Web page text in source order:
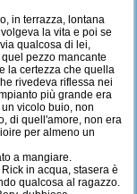
in terrazza, lontana
la vita e poi se
qualcosa di lei,
pezzo mancante
la certezza che quella
rivedeva riflessa nei
più grande era
vicolo buio, non
di quell'amore, non era
per almeno un
a mangiare.
in acqua, stasera è
qualcosa al ragazzo.